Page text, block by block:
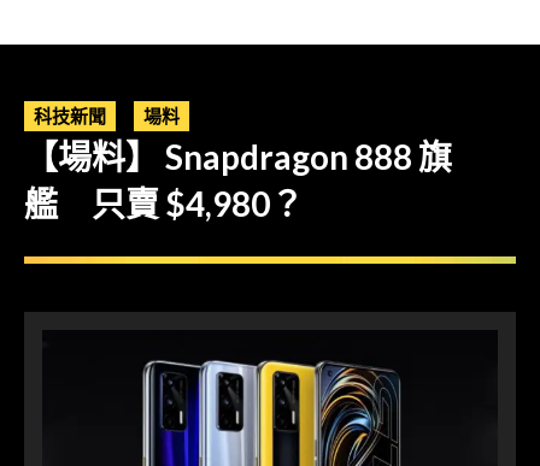
科技新聞 場料
【場料】 Snapdragon 888 旗
艦 只賣 $4,980？